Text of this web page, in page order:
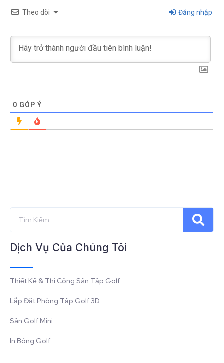
Theo dõi Đăng nhập
0 GÓP Ý
Dịch Vụ Của Chúng Tôi
Thiết Kế & Thi Công Sân Tập Golf
Lắp Đặt Phòng Tập Golf 3D
Sân Golf Mini
In Bóng Golf